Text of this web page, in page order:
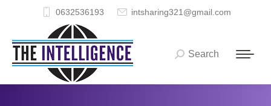
0632536193 intsharing321@gmail.com
Search:
Search